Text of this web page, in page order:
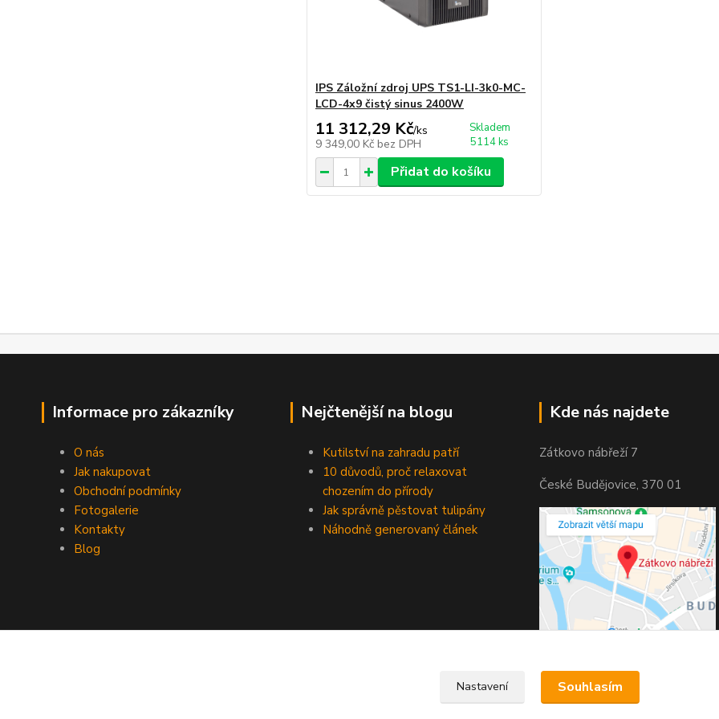
IPS Záložní zdroj UPS TS1-LI-3k0-MC-
LCD-4x9 čistý sinus 2400W
11 312,29 Kč/ks
9 349,00 Kč bez DPH
Skladem
5114 ks
Přidat do košíku
Informace pro zákazníky
O nás
Jak nakupovat
Obchodní podmínky
Fotogalerie
Kontakty
Blog
Nejčtenější na blogu
Kutilství na zahradu patří
10 důvodů, proč relaxovat
chozením do přírody
Jak správně pěstovat tulipány
Náhodně generovaný článek
Kde nás najdete
Zátkovo nábřeží 7
České Budějovice, 370 01
Nastavení Souhlasím